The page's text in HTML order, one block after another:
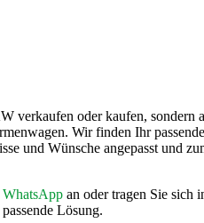
verkaufen oder kaufen, sondern
Wir finden Ihr
und Wünsche angepasst und
WhatsApp an oder tragen Sie sich
Lösung.